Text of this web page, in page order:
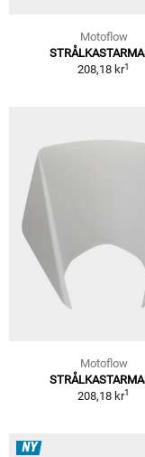
Motoflow
208,18 kr1
Motoflow
208,18 kr1
NY